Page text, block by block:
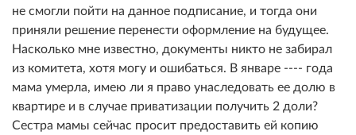
не смогли пойти на данное подписание, и тогда они
приняли решение перенести оформление на будущее.
Насколько мне известно, документы никто не забирал
из комитета, хотя могу и ошибаться. В январе ---- года
мама умерла, имею ли я право унаследовать ее долю в
квартире и в случае приватизации получить 2 доли?
Сестра мамы сейчас просит предоставить ей копию